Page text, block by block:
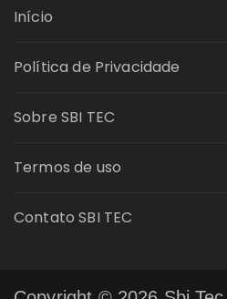
Início
Política de Privacidade
Sobre SBI TEC
Termos de uso
Contato SBI TEC